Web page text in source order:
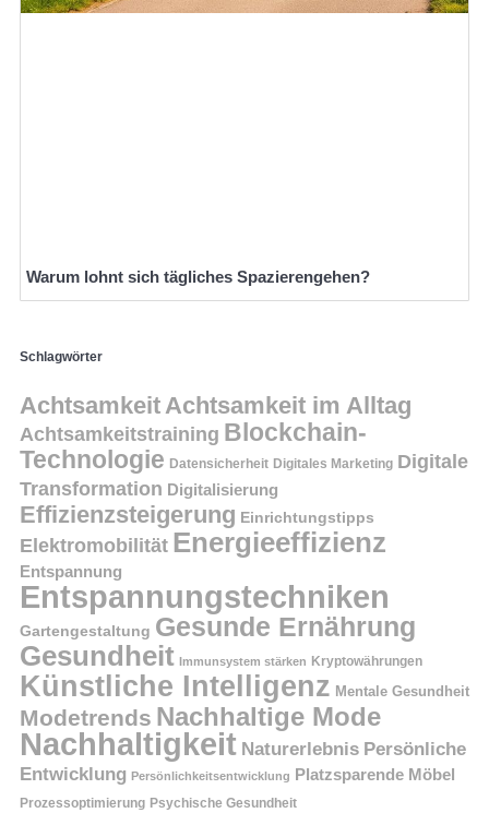
Warum lohnt sich tägliches Spazierengehen?
Schlagwörter
AchtsamkeitAchtsamkeit im Alltag
Achtsamkeitstraining Blockchain-
Technologie Datensicherheit Digitales Marketing Digitale
Transformation Digitalisierung
Effizienzsteigerung Einrichtungstipps
Elektromobilität Energieeffizienz
Entspannung
Entspannungstechniken
Gartengestaltung Gesunde Ernährung
Gesundheit Immunsystem stärken Kryptowährungen
Künstliche Intelligenz Mentale Gesundheit
Modetrends Nachhaltige Mode
Nachhaltigkeit Naturerlebnis Persönliche
Entwicklung Persönlichkeitsentwicklung Platzsparende Möbel
Prozessoptimierung Psychische Gesundheit